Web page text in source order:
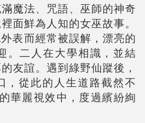
魔法、咒語、巫師的神奇
面鮮為人知的女巫故事。
表而經常被誤解，漂亮的
。二人在大學相識，並結
友誼。遇到綠野仙蹤後，
，從此的人生道路截然不
華麗視效中，度過繽紛絢